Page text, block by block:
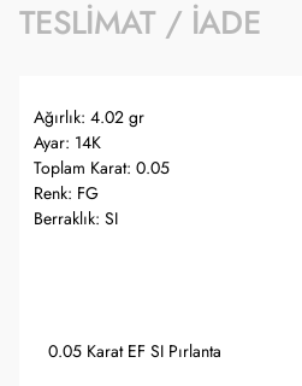
TESLIMAT / İADE
Ağırlık: 4.02 gr
Ayar: 14K
Toplam Karat: 0.05
Renk: FG
Berraklık: SI
0.05 Karat EF SI Pırlanta